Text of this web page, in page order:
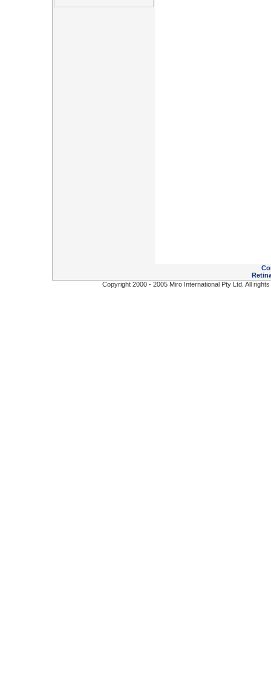
Copyright 2000 - 2005 Miro International Pty Ltd. All